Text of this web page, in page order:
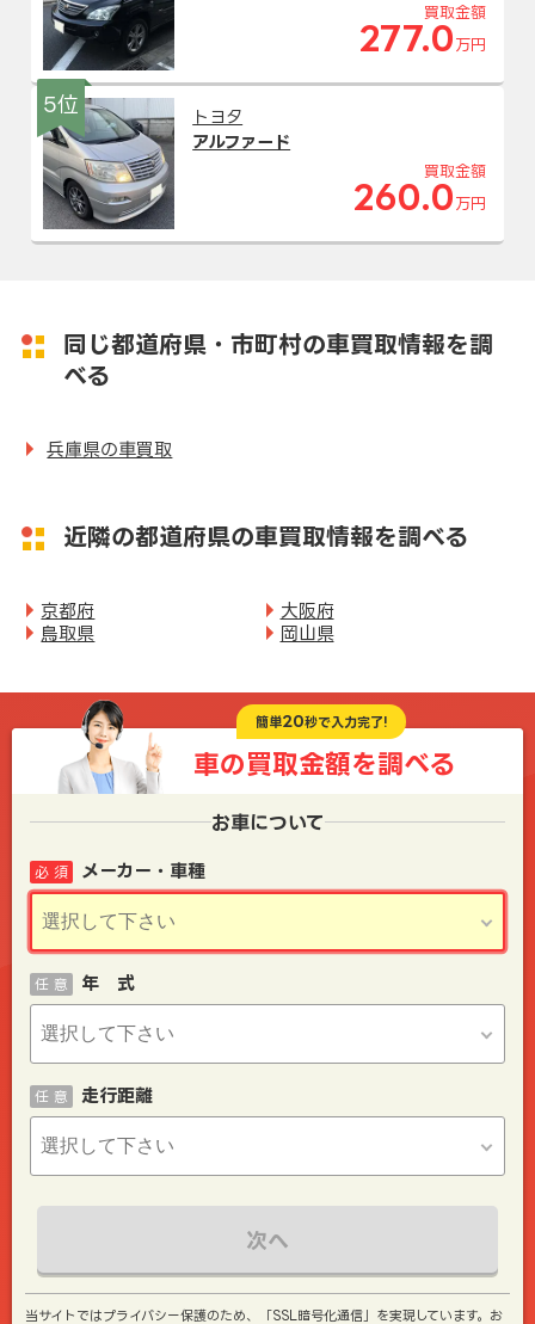
買取金額
277.0 万円
5位
トヨタ
アルファード
買取金額
260.0 万円
同じ都道府県・市町村の車買取情報を調
べる
兵庫県の車買取
近隣の都道府県の車買取情報を調べる
京都府
大阪府
鳥取県
岡山県
簡単20秒で入力完了!
車の買取金額を調べる
お車について
メーカー・車種
必 須
年 式
任 意
走行距離
任 意
次へ
当サイトではプライバシー保護のため、「SSL暗号化通信」を実現しています。お